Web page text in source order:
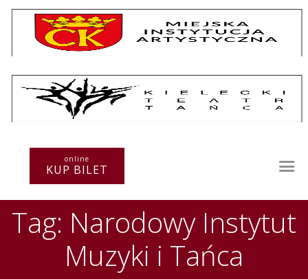
online
KUP BILET
Tag: Narodowy Instytut
Muzyki i Tańca
Repertuar
Warsztaty
Festiwal
Kurs instruktorski
Sprawozdania